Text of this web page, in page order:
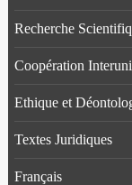
Recherche
Coopération
Ethique et
Textes Juridiques
Français